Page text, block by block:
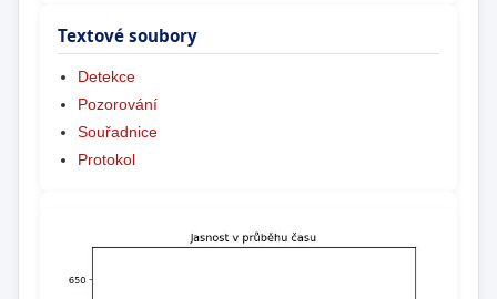
Textové soubory
Detekce
Pozorování
Souřadnice
Protokol